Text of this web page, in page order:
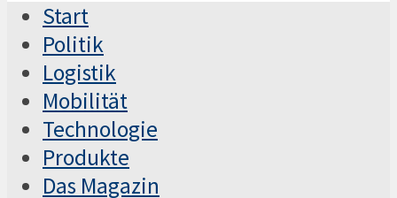
Start
Politik
Logistik
Mobilität
Technologie
Produkte
Das Magazin